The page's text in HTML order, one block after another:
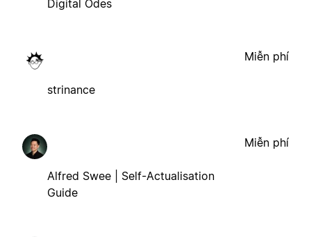
Digital Odes
strinance
Miễn phí
Alfred Swee | Self-Actualisation
Guide
Miễn phí